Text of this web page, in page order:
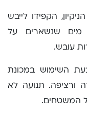
הקפידו לייבש
שנשארים על
עובש.
השימוש במכונת
ורציפה. תנועה לא
המשטחים.